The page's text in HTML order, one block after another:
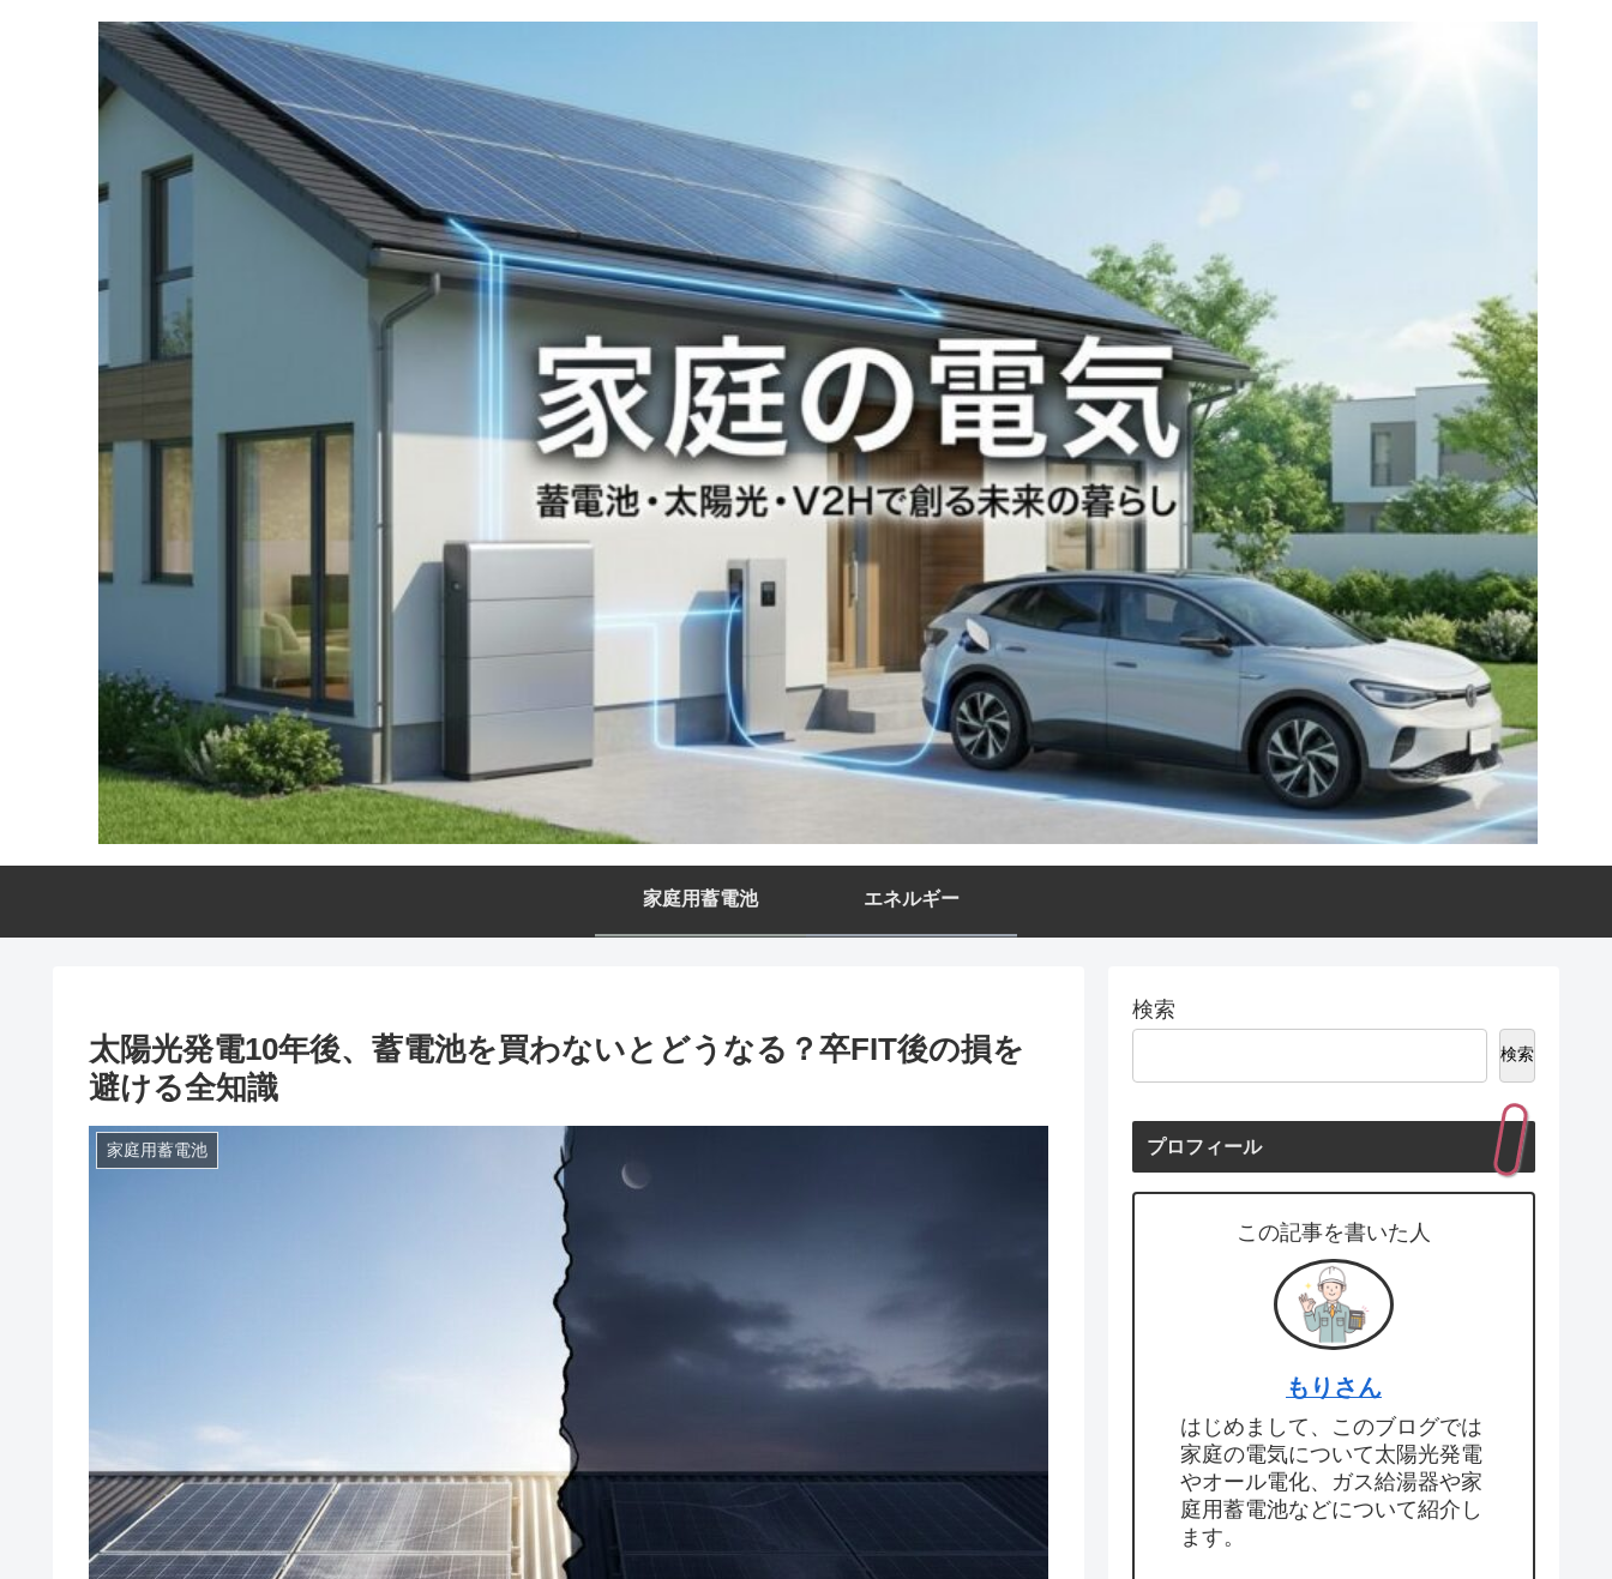
家庭用蓄電池 エネルギー
太陽光発電10年後、蓄電池を買わないとどうなる？卒FIT後の損を
避ける全知識
家庭用蓄電池
検索
検索
プロフィール
この記事を書いた人
もりさん
はじめまして、このブログでは
家庭の電気について太陽光発電
やオール電化、ガス給湯器や家
庭用蓄電池などについて紹介し
ます。